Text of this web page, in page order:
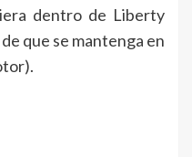
dentro de Liberty
que se mantenga en